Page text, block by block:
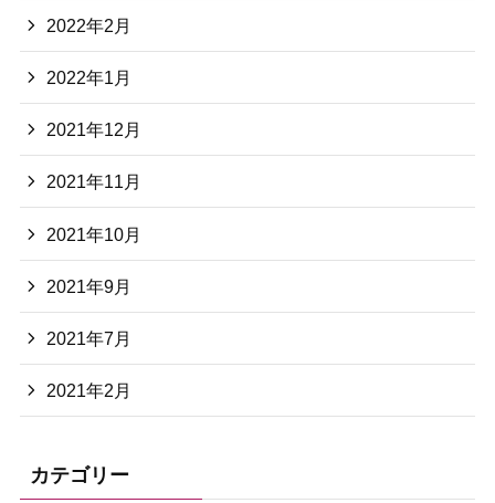
2022年2月
2022年1月
2021年12月
2021年11月
2021年10月
2021年9月
2021年7月
2021年2月
カテゴリー